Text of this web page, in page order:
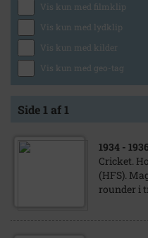
Vis kun med filmklip
Vis kun med lydklip
Vis kun med kilder
Vis kun med geo-tag
Side 1 af 1
1934 -
Cricket.
(HFS).
rounder i